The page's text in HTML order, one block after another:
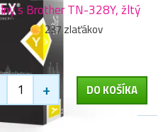
s Brother TN-328Y, žltý
237 zlaťákov
+ DO KOŠÍKA